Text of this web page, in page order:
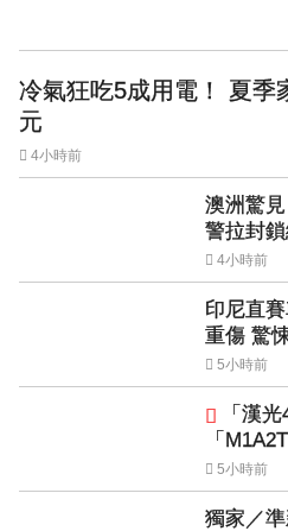
冷氣狂吃5成用電！ 夏季
元
4小時前
澳洲驚
警拉封
4小時前
印尼直
重傷 驚
5小時前
「漢
「
5小時前
獨家／